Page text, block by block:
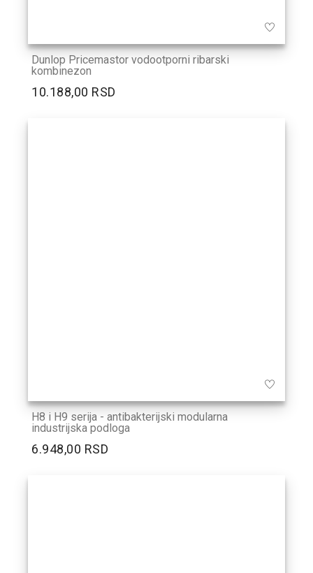
Dunlop Pricemastor vodootporni ribarski
kombinezon
10.188,00 RSD
H8 i H9 serija - antibakterijski modularna
industrijska podloga
6.948,00 RSD